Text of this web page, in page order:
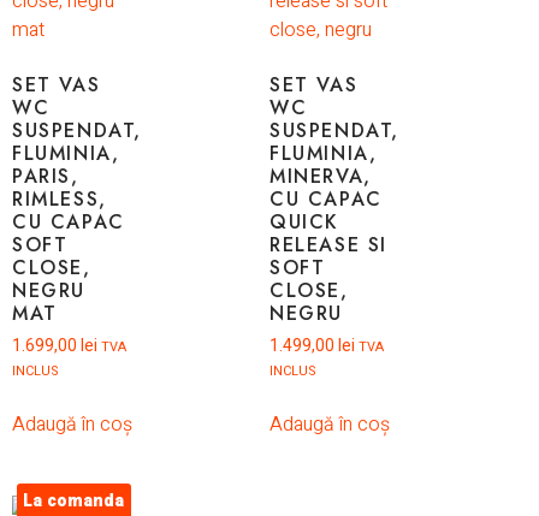
SET VAS
WC
SUSPENDAT,
FLUMINIA,
PARIS,
RIMLESS,
CU CAPAC
SOFT
CLOSE,
NEGRU
MAT
1.699,00 lei TVA
INCLUS
Adaugă în coș
SET VAS
WC
SUSPENDAT,
FLUMINIA,
MINERVA,
CU CAPAC
QUICK
RELEASE SI
SOFT
CLOSE,
NEGRU
1.499,00 lei TVA
INCLUS
Adaugă în coș
La comanda